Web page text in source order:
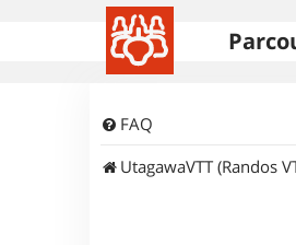
FAQ
UtagawaVTT (Randos